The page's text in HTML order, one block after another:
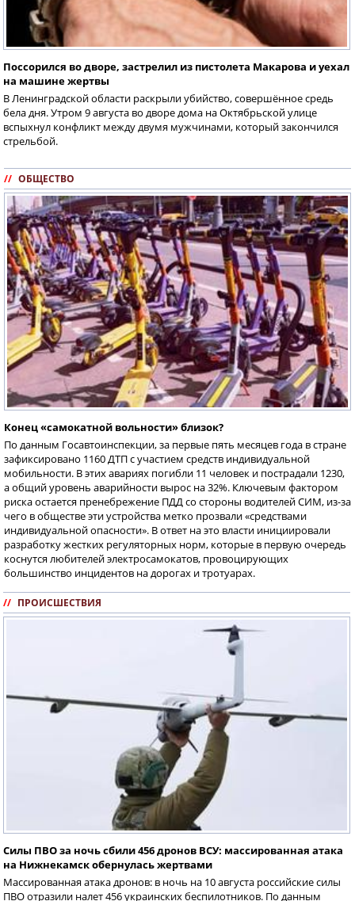
Поссорился во дворе, застрелил из пистолета Макарова и уехал
на машине жертвы
В Ленинградской области раскрыли убийство, совершённое средь
бела дня. Утром 9 августа во дворе дома на Октябрьской улице
вспыхнул конфликт между двумя мужчинами, который закончился
стрельбой.
// ОБЩЕСТВО
Конец «самокатной вольности» близок?
По данным Госавтоинспекции, за первые пять месяцев года в стране
зафиксировано 1160 ДТП с участием средств индивидуальной
мобильности. В этих авариях погибли 11 человек и пострадали 1230,
а общий уровень аварийности вырос на 32%. Ключевым фактором
риска остается пренебрежение ПДД со стороны водителей СИМ, из-за
чего в обществе эти устройства метко прозвали «средствами
индивидуальной опасности». В ответ на это власти инициировали
разработку жестких регуляторных норм, которые в первую очередь
коснутся любителей электросамокатов, провоцирующих
большинство инцидентов на дорогах и тротуарах.
// ПРОИСШЕСТВИЯ
Силы ПВО за ночь сбили 456 дронов ВСУ: массированная атака
на Нижнекамск обернулась жертвами
Массированная атака дронов: в ночь на 10 августа российские силы
ПВО отразили налет 456 украинских беспилотников. По данным